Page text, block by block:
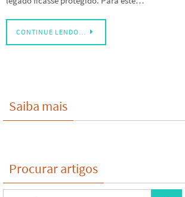
CONTINUE LENDO…
Saiba mais
Procurar artigos